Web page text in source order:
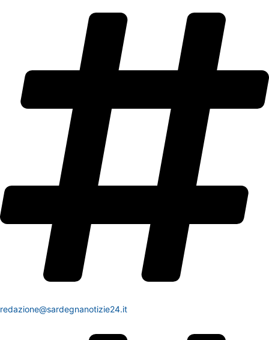
redazione@sardegnanotizie24.it